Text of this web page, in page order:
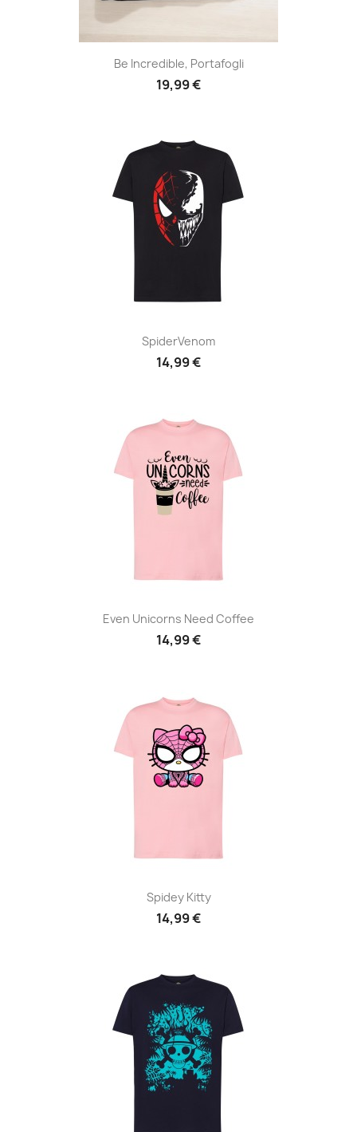
Be Incredible, Portafogli
19,99 €
SpiderVenom
14,99 €
Even Unicorns Need Coffee
14,99 €
Spidey Kitty
14,99 €